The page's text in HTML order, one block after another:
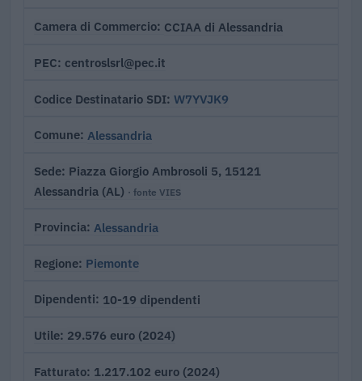
Camera di Commercio CCIAA di Alessandria
PEC centroslsrl@pec.it
Codice Destinatario SDI W7YVJK9
Comune Alessandria
Sede Piazza Giorgio Ambrosoli 5, 15121
Alessandria (AL) · fonte VIES
Provincia Alessandria
Regione Piemonte
Dipendenti 10-19 dipendenti
Utile 29.576 euro (2024)
Fatturato 1.217.102 euro (2024)